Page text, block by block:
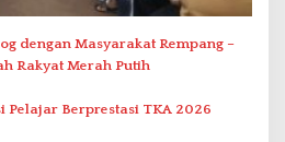
dengan Masyarakat Rempang –
Rakyat Merah Putih
Pelajar Berprestasi TKA 2026